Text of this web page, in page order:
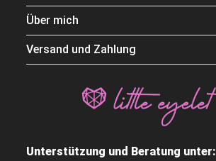
Über mich
Versand und Zahlung
Unterstützung und Beratung unter: